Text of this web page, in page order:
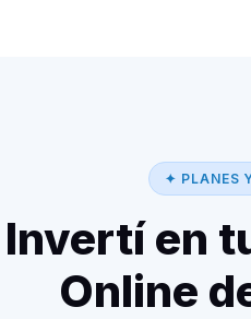
✦ PLANES
Invertí en
Online